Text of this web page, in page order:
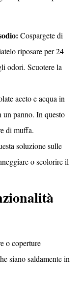
Cospargete di
riposare per 24
odori. Scuotere la
aceto e acqua in
panno. In questo
di muffa.
soluzione sulle
o scolorire il
o coperture
siano saldamente in